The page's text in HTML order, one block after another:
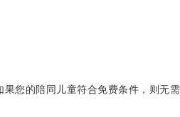
您的陪同儿童符合免费条件，则无